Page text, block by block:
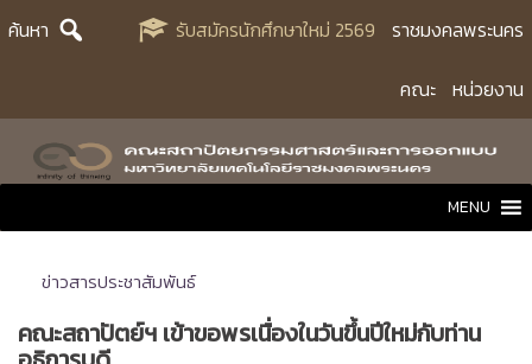
Skipค้นหา รับสมัครนักศึกษาใหม่ 2569 ราชมงคลพระนคร
คณะ หน่วยงาน
MENU
ข่าวสารประชาสัมพันธ์
คณะสถาปัตย์ฯ เข้าขอพรเนื่องในวันขึ้นปีใหม่กับท่าน